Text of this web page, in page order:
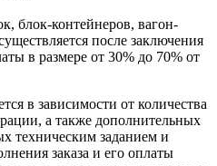
блок-контейнеров, вагон-
после заключения
в размере от 30% до 70% от
в зависимости от количества
а также дополнительных
техническим заданием и
заказа и его оплаты